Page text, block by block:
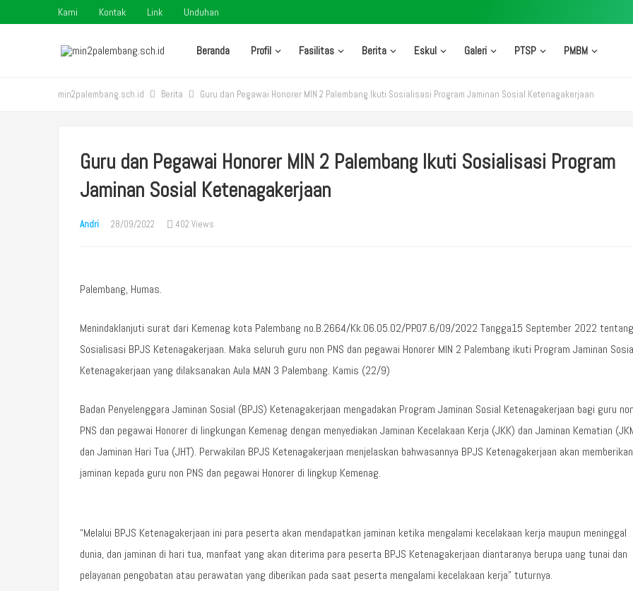
Kami Kontak Link Unduhan
Beranda Profil Fasilitas Berita Eskul Galeri PTSP PMBM
min2palembang.sch.id Berita Guru dan Pegawai Honorer MIN 2 Palembang Ikuti Sosialisasi Program Jaminan Sosial Ketenagakerjaan
Guru dan Pegawai Honorer MIN 2 Palembang Ikuti Sosialisasi Program
Jaminan Sosial Ketenagakerjaan
Andri 28/09/2022 402 Views
Palembang, Humas.
Menindaklanjuti surat dari Kemenag kota Palembang no.B.2664/Kk.06.05.02/PP.07.6/09/2022 Tangga15 September 2022 tentang
Sosialisasi BPJS Ketenagakerjaan. Maka seluruh guru non PNS dan pegawai Honorer MIN 2 Palembang ikuti Program Jaminan
Ketenagakerjaan yang dilaksanakan Aula MAN 3 Palembang. Kamis (22/9)
Badan Penyelenggara Jaminan Sosial (BPJS) Ketenagakerjaan mengadakan Program Jaminan Sosial Ketenagakerjaan bagi guru
PNS dan pegawai Honorer di lingkungan Kemenag dengan menyediakan Jaminan Kecelakaan Kerja (JKK) dan Jaminan Kematian
dan Jaminan Hari Tua (JHT). Perwakilan BPJS Ketenagakerjaan menjelaskan bahwasannya BPJS Ketenagakerjaan akan memberikan
jaminan kepada guru non PNS dan pegawai Honorer di lingkup Kemenag.
“Melalui BPJS Ketenagakerjaan ini para peserta akan mendapatkan jaminan ketika mengalami kecelakaan kerja maupun meninggal
dunia, dan jaminan di hari tua, manfaat yang akan diterima para peserta BPJS Ketenagakerjaan diantaranya berupa uang tunai dan
pelayanan pengobatan atau perawatan yang diberikan pada saat peserta mengalami kecelakaan kerja” tuturnya.